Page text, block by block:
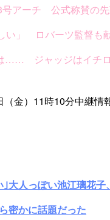
アーチ 公式称賛の
」 ロバーツ監督も
…… ジャッジはイチ
金）11時10分中継
人っぽい池江璃花
密かに話題だった